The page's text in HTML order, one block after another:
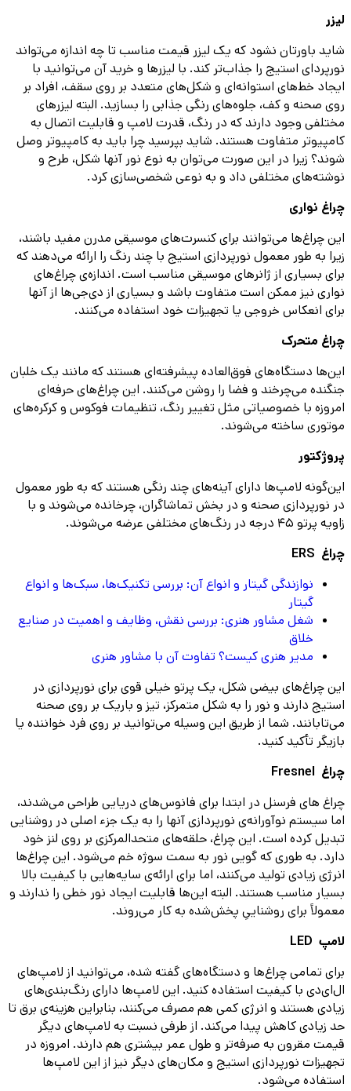
لیزر
شاید باورتان نشود که یک لیزر قیمت مناسب تا چه اندازه می‌تواند
نورپردای استیج را جذاب‌تر کند. با لیزرها و خرید آن می‌توانید با
ایجاد خط‌های استوانه‌ای و شکل‌های متعدد بر روی سقف، افراد بر
روی صحنه و کف، جلوه‌های رنگی جذابی را بسازید. البته لیزرهای
مختلفی وجود دارند که در رنگ، قدرت لامپ و قابلیت اتصال به
کامپیوتر متفاوت هستند. شاید بپرسید چرا باید به کامپیوتر وصل
شوند؟ زیرا در این صورت می‌توان به نوع نور آنها شکل، طرح و
نوشته‌های مختلفی داد و به نوعی شخصی‌سازی کرد.
چراغ نواری
این چراغ‌ها می‌توانند برای کنسرت‌های موسیقی مدرن مفید باشند،
زیرا به طور معمول نورپردازی استیج با چند رنگ را ارائه می‌دهند که
برای بسیاری از ژانرهای موسیقی مناسب است. اندازه‌ی چراغ‌های
نواری نیز ممکن است متفاوت باشد و بسیاری از دی‌جی‌ها از آنها
برای انعکاس خروجی یا تجهیزات خود استفاده می‌کنند.
چراغ متحرک
این‌ها دستگاه‌های فوق‌العاده پیشرفته‌ای هستند که مانند یک خلبان
جنگنده می‌چرخند و فضا را روشن می‌کنند. این چراغ‌های حرفه‌ای
امروزه با خصوصیاتی مثل تغییر رنگ، تنظیمات فوکوس و کرکره‌های
موتوری ساخته می‌شوند.
پروژکتور
این‌گونه لامپ‌ها دارای آینه‌های چند رنگی هستند که به طور معمول
در نورپردازی صحنه و در بخش تماشاگران، چرخانده می‌شوند و با
زاویه پرتو ۴۵ درجه در رنگ‌های مختلفی عرضه می‌شوند.
چراغ ERS
نوازندگی گیتار و انواع آن: بررسی تکنیک‌ها، سبک‌ها و انواع
گیتار
شغل مشاور هنری: بررسی نقش، وظایف و اهمیت در صنایع
خلاق
مدیر هنری کیست؟ تفاوت آن با مشاور هنری
این چراغ‌های بیضی شکل، یک پرتو خیلی قوی برای نورپردازی در
استیج دارند و نور را به شکل متمرکز، تیز و باریک بر روی صحنه
می‌تابانند. شما از طریق این وسیله می‌توانید بر روی فرد خواننده یا
بازیگر تأکید کنید.
چراغ Fresnel
چراغ های فرسنل در ابتدا برای فانوس‌های دریایی طراحی می‌شدند،
اما سیستم نوآورانه‌ی نورپردازی آنها را به یک جزء اصلی در روشنایی
تبدیل کرده است. این چراغ، حلقه‌های متحدالمرکزی بر روی لنز خود
دارد. به طوری که گویی نور به سمت سوژه خم می‌شود. این چراغ‌ها
انرژی زیادی تولید می‌کنند، اما برای ارائه‌ی سایه‌هایی با کیفیت بالا
بسیار مناسب هستند. البته این‌ها قابلیت ایجاد نور خطی را ندارند و
معمولاً برای روشناییِ پخش‌شده به کار می‌روند.
لامپ LED
برای تمامی چراغ‌ها و دستگاه‌های گفته شده، می‌توانید از لامپ‌های
ال‌ای‌دی با کیفیت استفاده کنید. این لامپ‌ها دارای رنگ‌بندی‌های
زیادی هستند و انرژی کمی هم مصرف می‌کنند، بنابراین هزینه‌ی برق تا
حد زیادی کاهش پیدا می‌کند. از طرفی نسبت به لامپ‌های دیگر
قیمت مقرون به صرفه‌تر و طول عمر بیشتری هم دارند. امروزه در
تجهیزات نورپردازی استیج و مکان‌های دیگر نیز از این لامپ‌ها
استفاده می‌شود.